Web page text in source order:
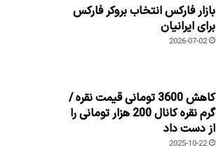
بازار فارکس انتخاب بروکر فارکس
برای ایرانیان
2026-07-02
کاهش 3600 تومانی قیمت نقره /
گرم نقره کانال 200 هزار تومانی را
از دست داد
2025-10-22